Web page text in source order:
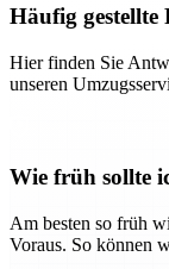
Häufig gestellte
Hier finden Sie
unseren
Wie früh sollte
Am besten so früh
Voraus. So können